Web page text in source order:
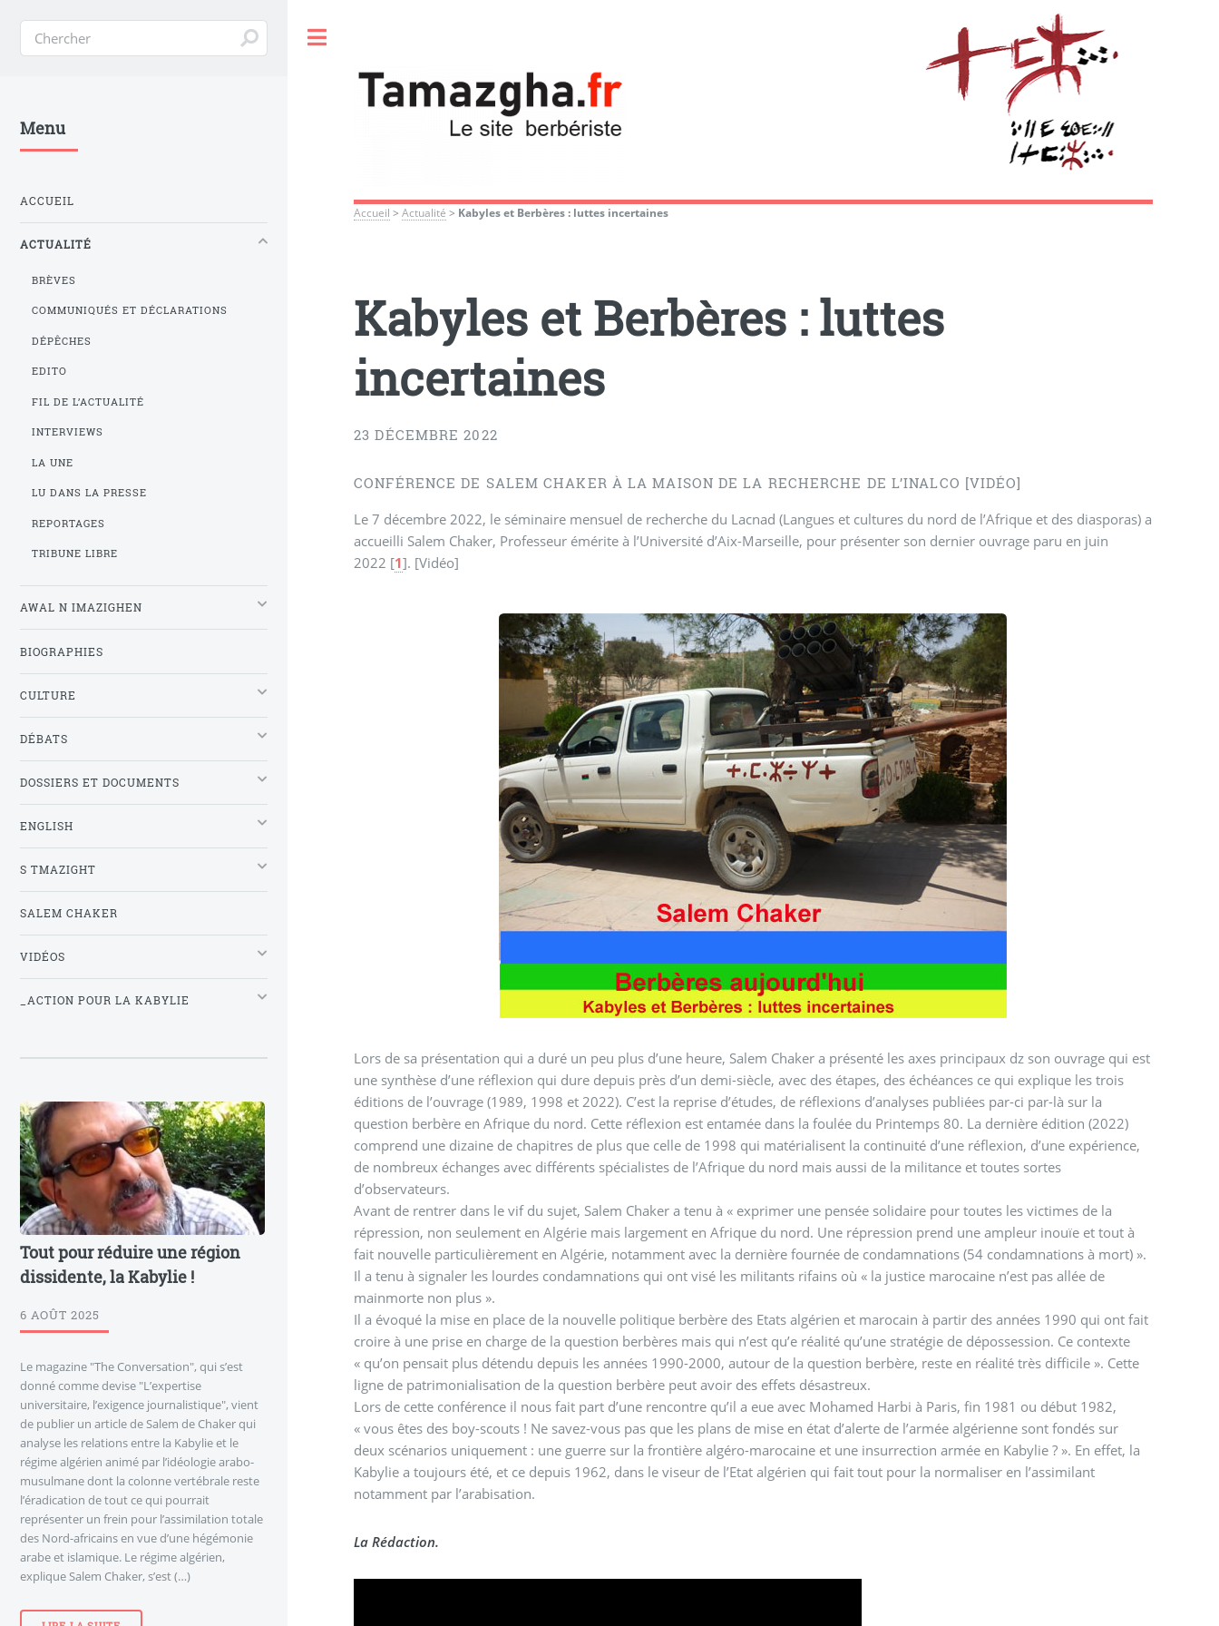
Accueil >Actualité > Kabyles et Berbères : luttes incertaines
Kabyles et Berbères : luttes
incertaines
23 DÉCEMBRE 2022
CONFÉRENCE DE SALEM CHAKER À LA MAISON DE LA RECHERCHE DE L’INALCO [VIDÉO]
Le 7 décembre 2022, le séminaire mensuel de recherche du Lacnad (Langues et cultures du nord de l’Afrique et des diasporas) a
accueilli Salem Chaker, Professeur émérite à l’Université d’Aix-Marseille, pour présenter son dernier ouvrage paru en juin
2022 [1]. [Vidéo]
Lors de sa présentation qui a duré un peu plus d’une heure, Salem Chaker a présenté les axes principaux dz son ouvrage qui est
une synthèse d’une réflexion qui dure depuis près d’un demi-siècle, avec des étapes, des échéances ce qui explique les trois
éditions de l’ouvrage (1989, 1998 et 2022). C’est la reprise d’études, de réflexions d’analyses publiées par-ci par-là sur la
question berbère en Afrique du nord. Cette réflexion est entamée dans la foulée du Printemps 80. La dernière édition (2022)
comprend une dizaine de chapitres de plus que celle de 1998 qui matérialisent la continuité d’une réflexion, d’une expérience,
de nombreux échanges avec différents spécialistes de l’Afrique du nord mais aussi de la militance et toutes sortes
d’observateurs.
Avant de rentrer dans le vif du sujet, Salem Chaker a tenu à « exprimer une pensée solidaire pour toutes les victimes de la
répression, non seulement en Algérie mais largement en Afrique du nord. Une répression prend une ampleur inouïe et tout à
fait nouvelle particulièrement en Algérie, notamment avec la dernière fournée de condamnations (54 condamnations à mort) ».
Il a tenu à signaler les lourdes condamnations qui ont visé les militants rifains où « la justice marocaine n’est pas allée de
mainmorte non plus ».
Il a évoqué la mise en place de la nouvelle politique berbère des Etats algérien et marocain à partir des années 1990 qui ont fait
croire à une prise en charge de la question berbères mais qui n’est qu’e réalité qu’une stratégie de dépossession. Ce contexte
« qu’on pensait plus détendu depuis les années 1990-2000, autour de la question berbère, reste en réalité très difficile ». Cette
ligne de patrimonialisation de la question berbère peut avoir des effets désastreux.
Lors de cette conférence il nous fait part d’une rencontre qu’il a eue avec Mohamed Harbi à Paris, fin 1981 ou début 1982,
« vous êtes des boy-scouts ! Ne savez-vous pas que les plans de mise en état d’alerte de l’armée algérienne sont fondés sur
deux scénarios uniquement : une guerre sur la frontière algéro-marocaine et une insurrection armée en Kabylie ? ». En effet, la
Kabylie a toujours été, et ce depuis 1962, dans le viseur de l’Etat algérien qui fait tout pour la normaliser en l’assimilant
notamment par l’arabisation.
La Rédaction.
Menu
ACCUEIL
ACTUALITÉ
BRÈVES
COMMUNIQUÉS ET DÉCLARATIONS
DÉPÊCHES
EDITO
FIL DE L’ACTUALITÉ
INTERVIEWS
LA UNE
LU DANS LA PRESSE
REPORTAGES
TRIBUNE LIBRE
AWAL N IMAZIGHEN
BIOGRAPHIES
CULTURE
DÉBATS
DOSSIERS ET DOCUMENTS
ENGLISH
S TMAZIGHT
SALEM CHAKER
VIDÉOS
_ACTION POUR LA KABYLIE
Tout pour réduire une région
dissidente, la Kabylie !
6 AOÛT 2025
Le magazine "The Conversation", qui s’est
donné comme devise "L’expertise
universitaire, l’exigence journalistique", vient
de publier un article de Salem de Chaker qui
analyse les relations entre la Kabylie et le
régime algérien animé par l’idéologie arabo-
musulmane dont la colonne vertébrale reste
l’éradication de tout ce qui pourrait
représenter un frein pour l’assimilation totale
des Nord-africains en vue d’une hégémonie
arabe et islamique. Le régime algérien,
explique Salem Chaker, s’est (…)